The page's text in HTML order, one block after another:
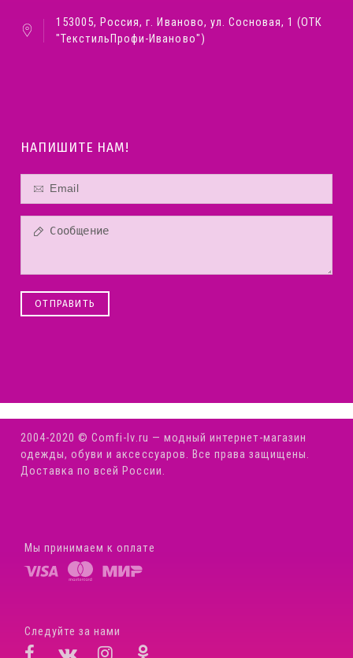
153005, Россия, г. Иваново, ул. Сосновая, 1 (ОТК
"ТекстильПрофи-Иваново")
НАПИШИТЕ НАМ!
ОТПРАВИТЬ
2004-2020 © Comfi-Iv.ru — модный интернет-магазин
одежды, обуви и аксессуаров. Все права защищены.
Доставка по всей России.
Мы принимаем к оплате
Следуйте за нами